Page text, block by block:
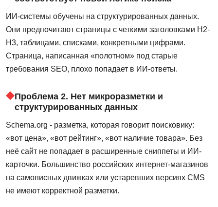
ИИ-системы обучены на структурированных данных.
Они предпочитают страницы с четкими заголовками H2-
H3, таблицами, списками, конкретными цифрами.
Страница, написанная «полотном» под старые
требования SEO, плохо попадает в ИИ-ответы.
Проблема 2. Нет микроразметки и
структурированных данных
Schema.org - разметка, которая говорит поисковику:
«вот цена», «вот рейтинг», «вот наличие товара». Без
неё сайт не попадает в расширенные сниппеты и ИИ-
карточки. Большинство российских интернет-магазинов
на самописных движках или устаревших версиях CMS
не имеют корректной разметки.